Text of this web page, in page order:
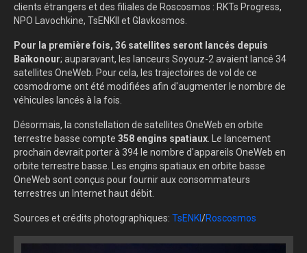
clients étrangers et des filiales de Roscosmos : RKTs Progress,
NPO Lavochkine, TsENKIl et Glavkosmos.
Pour la première fois, 36 satellites seront lancés depuis
Baïkonour; auparavant, les lanceurs Soyouz-2 avaient lancé 34
satellites OneWeb. Pour cela, les trajectoires de vol de ce
cosmodrome ont été modifiées afin d'augmenter le nombre de
véhicules lancés à la fois.
Désormais, la constellation de satellites OneWeb en orbite
terrestre basse compte 358 engins spatiaux . Le lancement
prochain devrait porter à 394 le nombre d'appareils OneWeb en
orbite terrestre basse. Les engins spatiaux en orbite basse
OneWeb sont conçus pour fournir aux consommateurs
terrestres un Internet haut débit.
Sources et crédits photographiques: TsENKI/Roscosmos